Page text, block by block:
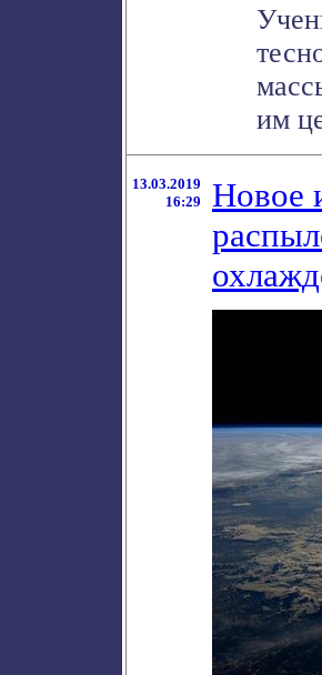
им
13.03.2019
16:29
Новое